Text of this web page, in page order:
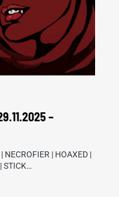
–
NECROFIER | HOAXED |
STICK…